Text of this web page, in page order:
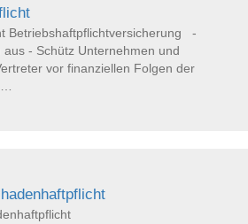
Betriebshaftpflichtversicherung -
aus - Schütz Unternehmen und
vor finanziellen Folgen der